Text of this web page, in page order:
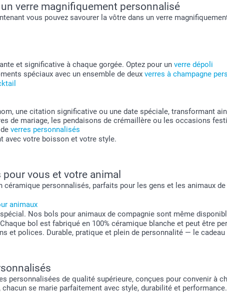
verre magnifiquement personnalisé
vous pouvez savourer la vôtre dans un verre
et significative à chaque gorgée. Optez pour un verre dépoli
spéciaux avec un ensemble de deux verres à champagne
une citation significative ou une date spéciale, transformant
de mariage, les pendaisons de crémaillère ou les occasions
verres personnalisés
avec votre boisson et votre style.
vous et votre animal
céramique personnalisés, parfaits pour les gens et les animaux
animaux
Nos bols pour animaux de compagnie sont même
bol est fabriqué en 100% céramique blanche et peut être
et polices. Durable, pratique et plein de personnalité — le
personnalisées de qualité supérieure, conçues pour convenir à
se marie parfaitement avec style, durabilité et performance.